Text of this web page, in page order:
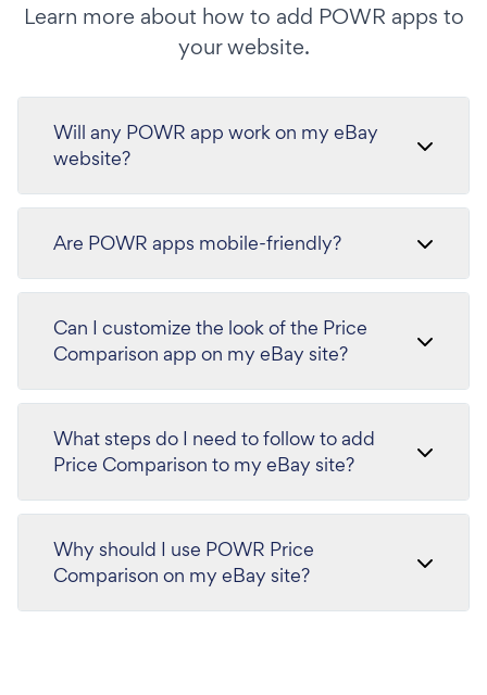
Learn more about how to add POWR apps to
your website.
Will any POWR app work on my eBay
website?
Are POWR apps mobile-friendly?
Can I customize the look of the Price
Comparison app on my eBay site?
What steps do I need to follow to add
Price Comparison to my eBay site?
Why should I use POWR Price
Comparison on my eBay site?